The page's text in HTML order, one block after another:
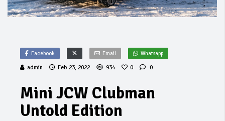
Facebook Email Whatsapp
admin Feb 23, 2022 934 0 0
Mini JCW Clubman
Untold Edition